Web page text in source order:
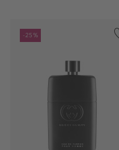
-25%